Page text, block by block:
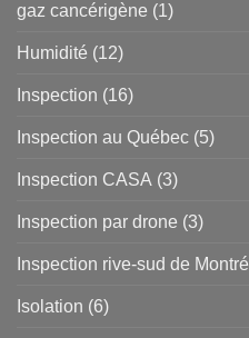
gaz cancérigène (1)
Humidité (12)
Inspection (16)
Inspection au Québec (5)
Inspection CASA (3)
Inspection par drone (3)
Inspection rive-sud de
Isolation (6)